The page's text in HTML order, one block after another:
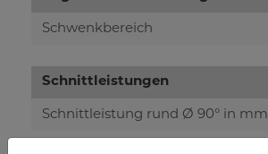
Schwenkbereich
Schnittleistungen
Schnittleistung rund Ø 90° in mm